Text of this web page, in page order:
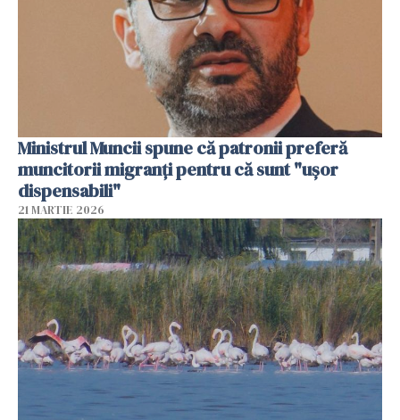
Ministrul Muncii spune că patronii preferă
muncitorii migranți pentru că sunt "uşor
dispensabili"
21 MARTIE 2026